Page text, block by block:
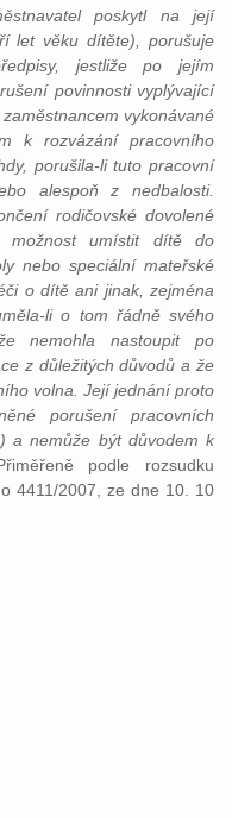
poskytl na její
let věku dítěte), porušuje
jestliže po jejím
povinnosti vyplývající
vykonávané
k rozvázání pracovního
porušila-li tuto pracovní
alespoň z nedbalosti.
rodičovské dovolené
umístit dítě do
nebo speciální mateřské
o dítě ani jinak, zejména
li o tom řádně svého
nemohla nastoupit po
z důležitých důvodů a že
volna. Její jednání proto
porušení pracovních
a nemůže být důvodem k
podle rozsudku
4411/2007, ze dne 10. 10